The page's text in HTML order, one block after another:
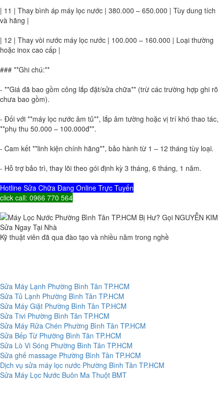
| 11 | Thay bình áp máy lọc nước | 380.000 – 650.000 | Tùy dung tích
và hãng |
| 12 | Thay vòi nước máy lọc nước | 100.000 – 160.000 | Loại thường
hoặc inox cao cấp |
### **Ghi chú:**
- **Giá đã bao gồm công lắp đặt/sửa chữa** (trừ các trường hợp ghi rõ
chưa bao gồm).
- Đối với **máy lọc nước âm tủ**, lắp âm tường hoặc vị trí khó thao tác,
**phụ thu 50.000 – 100.000đ**.
- Cam kết **linh kiện chính hãng**, bảo hành từ 1 – 12 tháng tùy loại.
- Hỗ trợ bảo trì, thay lõi theo gói định kỳ 3 tháng, 6 tháng, 1 năm.
Hotline Sửa Chữa Đang Online Trực Tuyến
click call: 0966 770 564
Kỹ thuật viên đã qua đào tạo và nhiều năm trong nghề
Sửa Máy Lạnh Phường Bình Tân TP.HCM
Sửa Tủ Lạnh Phường Bình Tân TP.HCM
Sửa Máy Giặt Phường Bình Tân TP.HCM
Sửa Tivi Phường Bình Tân TP.HCM
Sửa Máy Rửa Chén Phường Bình Tân TP.HCM
Sửa Bếp Từ Phường Bình Tân TP.HCM
Sửa Lò Vi Sóng Phường Bình Tân TP.HCM
Sửa ghế massage Phường Bình Tân TP.HCM
Dịch vụ sửa máy lọc nước Phường Bình Tân TP.HCM
Sửa Máy Lọc Nước Buôn Ma Thuột BMT